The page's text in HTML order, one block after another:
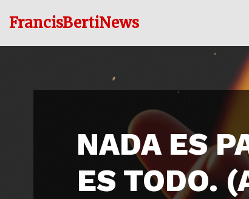
FrancisBertiNews
NADA ES
ES TODO.